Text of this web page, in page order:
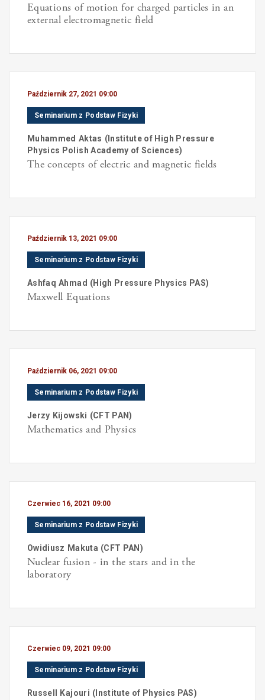
Equations of motion for charged particles in an
external electromagnetic field
Październik 27, 2021 09:00
Seminarium z Podstaw Fizyki
Muhammed Aktas (Institute of High Pressure
Physics Polish Academy of Sciences)
The concepts of electric and magnetic fields
Październik 13, 2021 09:00
Seminarium z Podstaw Fizyki
Ashfaq Ahmad (High Pressure Physics PAS)
Maxwell Equations
Październik 06, 2021 09:00
Seminarium z Podstaw Fizyki
Jerzy Kijowski (CFT PAN)
Mathematics and Physics
Czerwiec 16, 2021 09:00
Seminarium z Podstaw Fizyki
Owidiusz Makuta (CFT PAN )
Nuclear fusion - in the stars and in the
laboratory
Czerwiec 09, 2021 09:00
Seminarium z Podstaw Fizyki
Russell Kajouri ( Institute of Physics PAS)